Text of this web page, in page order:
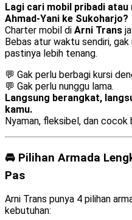
Lagi cari mobil pribadi
Ahmad-Yani ke Sukoharjo?
Charter mobil di Arni Trans
Bebas atur waktu sendiri,
pastinya lebih tenang.
💬 Gak perlu berbagi kursi
💬 Gak perlu nunggu lama.
Langsung berangkat,
kamu.
Nyaman, fleksibel, dan cocok
🚘 Pilihan Armada
Pas
Arni Trans punya 4 pilihan
kebutuhan: